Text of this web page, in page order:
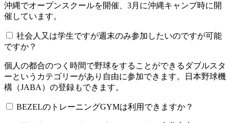
沖縄でオープンスクールを開催、3月に沖縄キャンプ時に開
催しています。
社会人又は学生ですが週末のみ参加したいのですが可能
ですか？
個人の都合のつく時間で野球をすることができるダブルスタ
ーというカテゴリーがあり自由に参加できます。日本野球機
構（JABA）の登録もできます。
BEZELのトレーニングGYMは利用できますか？​​​​​